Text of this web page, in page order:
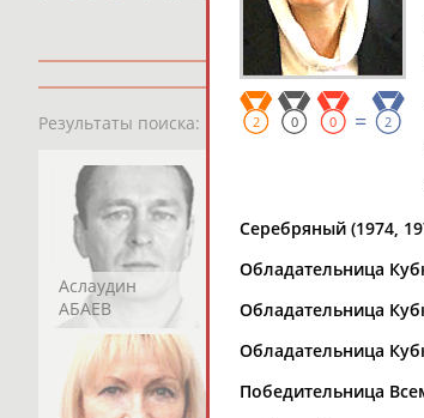
Результаты поиска: 13181персон
Аслаудин
АБАЕВ
АБАИМОВА
2 0 0 = 2
Серебряный (1974,
Обладательница
Обладательница
Обладательница
Победительница